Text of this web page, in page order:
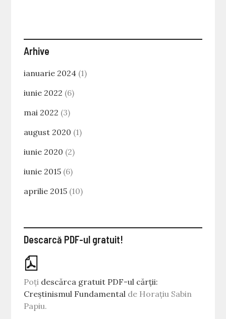
Arhive
ianuarie 2024 (1)
iunie 2022 (6)
mai 2022 (3)
august 2020 (1)
iunie 2020 (2)
iunie 2015 (6)
aprilie 2015 (10)
Descarcă PDF-ul gratuit!
Poți descărca gratuit PDF-ul cărții:
Creștinismul Fundamental de Horațiu Sabin
Papiu.